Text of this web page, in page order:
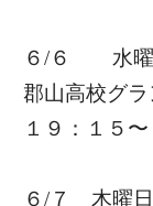
６/６ 水曜
郡山高校グ
１９：１５
６/７ 木曜日